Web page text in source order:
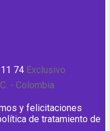
74 Exclusivo
- Colombia
y felicitaciones
de tratamiento de